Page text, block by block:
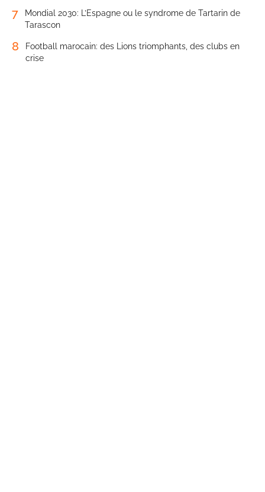
7
Mondial 2030: L’Espagne ou le syndrome de Tartarin de
Tarascon
8
Football marocain: des Lions triomphants, des clubs en
crise